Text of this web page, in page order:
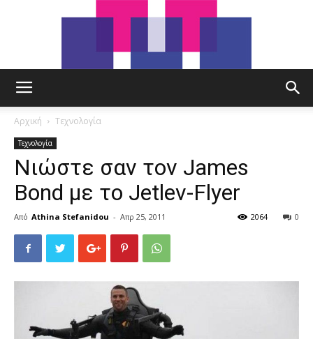
Αρχική Τεχνολογία
Τεχνολογία
Νιώστε σαν τον James
Bond με το Jetlev-Flyer
Από Athina Stefanidou - Απρ 25, 2011 0
2064